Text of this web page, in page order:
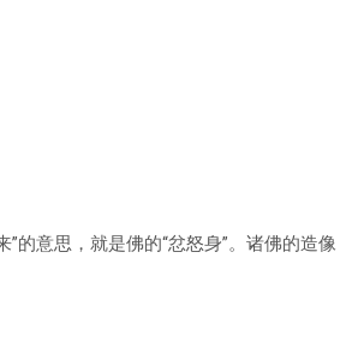
”的意思，就是佛的“忿怒身”。诸佛的造像